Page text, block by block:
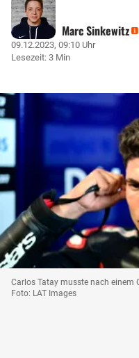
Marc Sinkewitz
09.12.2023, 09:10 Uhr
Lesezeit: 3 Min
Carlos Tatay musste nach einem
Foto: LAT Images